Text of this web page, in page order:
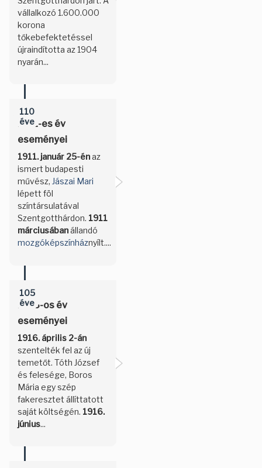
vállalkozó 1.600.000
korona
tőkebefektetéssel
újraindította az 1904
nyarán...
110
éve
1911-es év
eseményei
1911. január 25-énaz
ismert budapesti
művész, Jászai Mari
lépett föl
színtársulatával
Szentgotthárdon. 1911
márciusábanállandó
mozgóképszínháznyílt....
105
éve
1916-os év
eseményei
1916. április 2-án
szentelték fel az új
temetőt. Tóth József
és felesége, Boros
Mária egy szép
fakeresztet állíttatott
saját költségén. 1916.
június...